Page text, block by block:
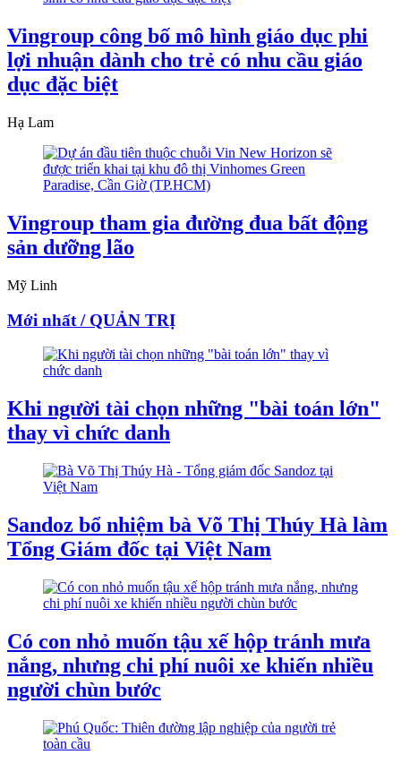
Vingroup công bố mô hình giáo dục phi
lợi nhuận dành cho trẻ có nhu cầu giáo
dục đặc biệt
Hạ Lam
Vingroup tham gia đường đua bất động
sản dưỡng lão
Mỹ Linh
Mới nhất / QUẢN TRỊ
Khi người tài chọn những "bài toán lớn"
thay vì chức danh
Sandoz bổ nhiệm bà Võ Thị Thúy Hà làm
Tổng Giám đốc tại Việt Nam
Có con nhỏ muốn tậu xế hộp tránh mưa
nắng, nhưng chi phí nuôi xe khiến nhiều
người chùn bước